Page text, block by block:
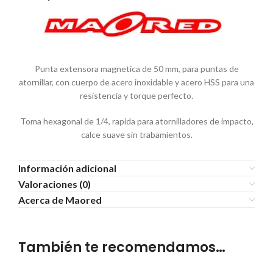
Punta extensora magnetica de 50 mm, para puntas de
atornillar, con cuerpo de acero inoxidable y acero HSS para una
resistencia y torque perfecto.
Toma hexagonal de 1/4, rapida para atornilladores de impacto,
calce suave sin trabamientos.
Información adicional
Valoraciones (0)
Acerca de Maored
También te recomendamos…